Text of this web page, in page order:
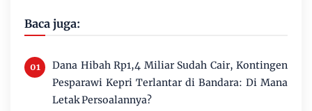
Baca juga:
Dana Hibah Rp1,4 Miliar Sudah Cair, Kontingen
Pesparawi Kepri Terlantar di Bandara: Di Mana
Letak Persoalannya?